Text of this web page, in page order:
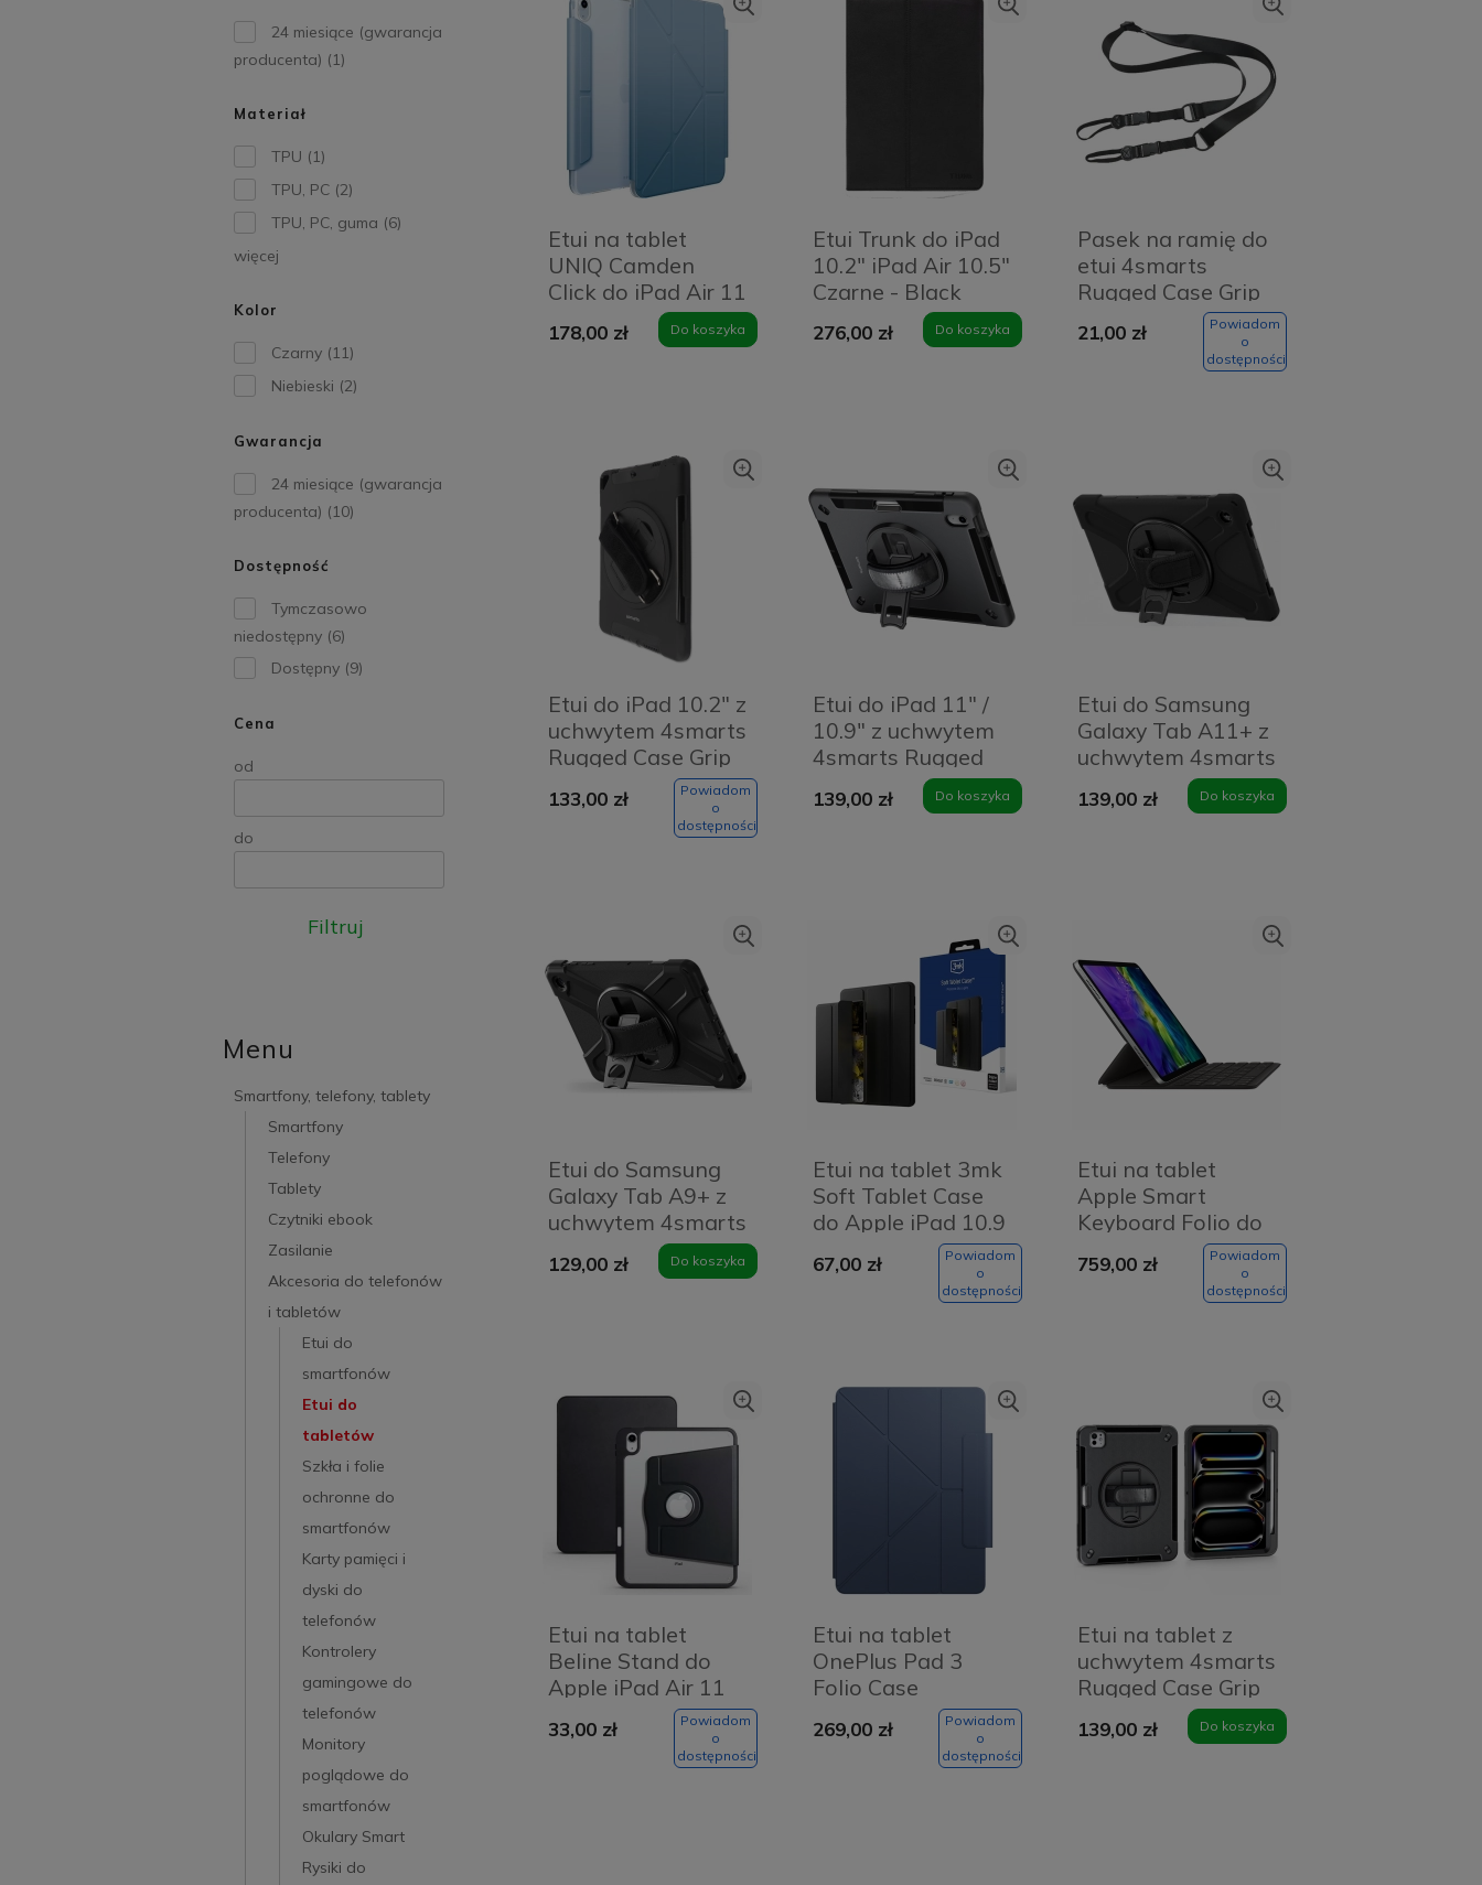
24 miesiące (gwarancja
producenta) (1)
Materiał
TPU (1)
TPU, PC (2)
TPU, PC, guma (6)
więcej
Kolor
Czarny (11)
Niebieski (2)
Gwarancja
24 miesiące (gwarancja
producenta) (10)
Dostępność
Tymczasowo
niedostępny (6)
Dostępny (9)
Cena
od
do
Filtruj
Menu
Smartfony, telefony, tablety
Smartfony
Telefony
Tablety
Czytniki ebook
Zasilanie
Akcesoria do telefonów
i tabletów
Etui do
smartfonów
Etui do
tabletów
Szkła i folie
ochronne do
smartfonów
Karty pamięci i
dyski do
telefonów
Kontrolery
gamingowe do
telefonów
Monitory
poglądowe do
smartfonów
Okulary Smart
Rysiki do
Etui na tablet
UNIQ Camden
Click do iPad Air 11
Niebieskie - Stone
Blue
178,00 zł Do koszyka
Etui Trunk do iPad
10.2" iPad Air 10.5"
Czarne - Black
276,00 zł Do koszyka
Pasek na ramię do
etui 4smarts
Rugged Case Grip
Czarny - Black
21,00 zł
Powiadom
o
dostępności
Etui do iPad 10.2" z
uchwytem 4smarts
Rugged Case Grip
Czarne - Black
133,00 zł
Powiadom
o
dostępności
Etui do iPad 11" /
10.9" z uchwytem
4smarts Rugged
Case Grip Czarne -
Black
139,00 zł Do koszyka
Etui do Samsung
Galaxy Tab A11+ z
uchwytem 4smarts
Rugged Case Grip
Czarne - Black
139,00 zł Do koszyka
Etui do Samsung
Galaxy Tab A9+ z
uchwytem 4smarts
Rugged Case Grip
Czarne - Black
129,00 zł Do koszyka
Etui na tablet 3mk
Soft Tablet Case
do Apple iPad 10.9
10 gen. Czarne -
Black
67,00 zł
Powiadom
o
dostępności
Etui na tablet
Apple Smart
Keyboard Folio do
iPad 11" (2 gen.)
Czarne - Black
759,00 zł
Powiadom
o
dostępności
Etui na tablet
Beline Stand do
Apple iPad Air 11
(2024) Czarne -
Black
33,00 zł
Powiadom
o
dostępności
Etui na tablet
OnePlus Pad 3
Folio Case
Niebieskie - Blue
269,00 zł
Powiadom
o
dostępności
Etui na tablet z
uchwytem 4smarts
Rugged Case Grip
do Apple iPad Pro
11 2024 Czarne -
139,00 zł Do koszyka